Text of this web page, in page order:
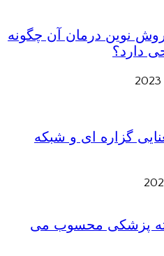
نوین درمان آن چگونه
دارد؟
گزاره ای و شبکه
پزشکی محسوب می